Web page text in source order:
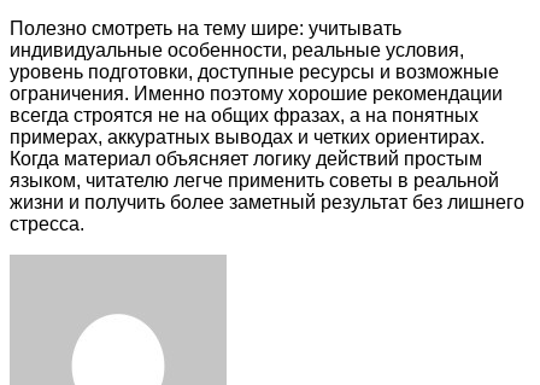
Полезно смотреть на тему шире: учитывать
индивидуальные особенности, реальные условия,
уровень подготовки, доступные ресурсы и возможные
ограничения. Именно поэтому хорошие рекомендации
всегда строятся не на общих фразах, а на понятных
примерах, аккуратных выводах и четких ориентирах.
Когда материал объясняет логику действий простым
языком, читателю легче применить советы в реальной
жизни и получить более заметный результат без лишнего
стресса.